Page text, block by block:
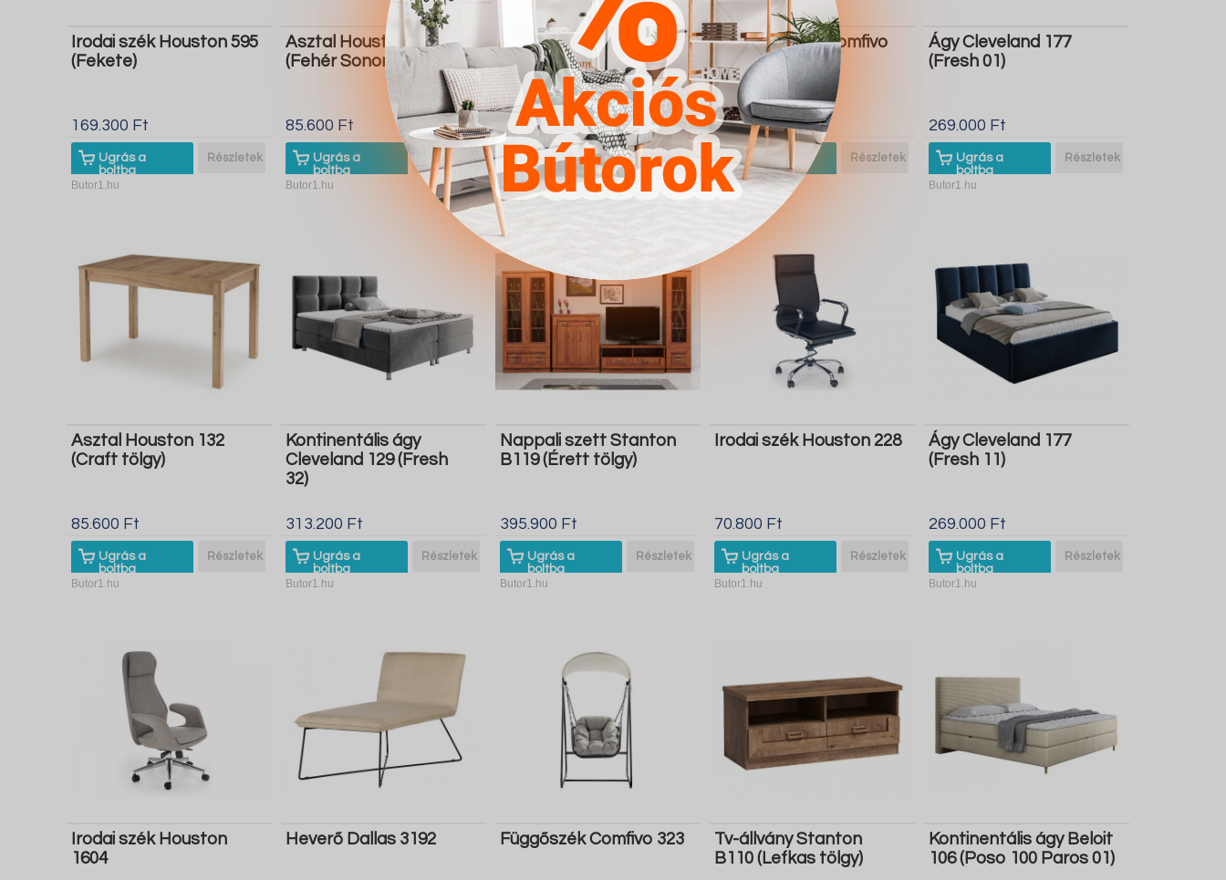
Irodai szék Houston 595
(Fekete)
169.300 Ft
Ugrás a
boltba
Részletek
Butor1.hu
Asztal Houston 132
(Fehér Sonoma tölgy)
85.600 Ft
Ugrás a
boltba
Részletek
Butor1.hu
Szekrénysor Bristol 102
128.200 Ft
Ugrás a
boltba
Részletek
Butor1.hu
Nappali szett Comfivo
J104 (Fehér)
218.000 Ft
Ugrás a
boltba
Részletek
Butor1.hu
Ágy Cleveland 177
(Fresh 01)
269.000 Ft
Ugrás a
boltba
Részletek
Butor1.hu
Asztal Houston 132
(Craft tölgy)
85.600 Ft
Ugrás a
boltba
Részletek
Butor1.hu
Kontinentális ágy
Cleveland 129 (Fresh
32)
313.200 Ft
Ugrás a
boltba
Részletek
Butor1.hu
Nappali szett Stanton
B119 (Érett tölgy)
395.900 Ft
Ugrás a
boltba
Részletek
Butor1.hu
Irodai szék Houston 228
70.800 Ft
Ugrás a
boltba
Részletek
Butor1.hu
Ágy Cleveland 177
(Fresh 11)
269.000 Ft
Ugrás a
boltba
Részletek
Butor1.hu
Irodai szék Houston
1604
Heverő Dallas 3192 Függőszék Comfivo 323
Tv-állvány Stanton
B110 (Lefkas tölgy)
Kontinentális ágy Beloit
106 (Poso 100 Paros 01)